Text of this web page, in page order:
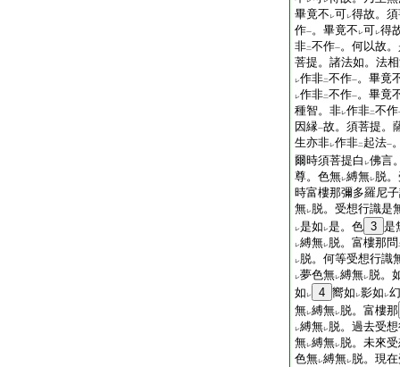
畢竟不 レ可レ得故。
作一。畢竟不 レ可レ得
非二不作一。何以故
菩提。諸法如。法
レ作非二不作一。畢竟
レ作非二不作一。畢竟
種智。非レ作非二不作
因縁一故。須菩提。
生亦非レ作非二 起法一
爾時須菩提白 レ佛言
尊。色無レ縛無レ脱
時富樓那彌多羅尼
無レ脱。受想行識是
レ是如 レ是。色 3 是
レ縛無レ脱。富樓那問
レ脱。何等受想行識
レ夢色無レ縛無レ脱。
如 レ 4 嚮如 レ影如 レ
無レ縛無レ脱。富樓那
レ縛無レ脱。過去受
無レ縛無レ脱。未來
色無レ縛無レ脱。現